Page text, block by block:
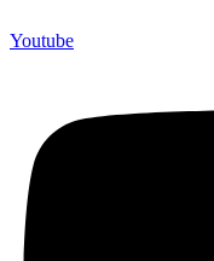
Youtube